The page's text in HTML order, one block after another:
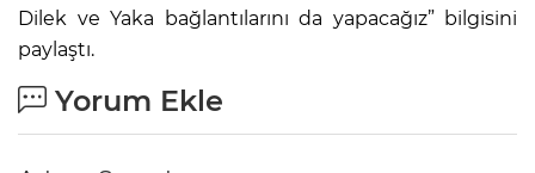
Dilek ve Yaka bağlantılarını da yapacağız” bilgisini
paylaştı.
Yorum Ekle